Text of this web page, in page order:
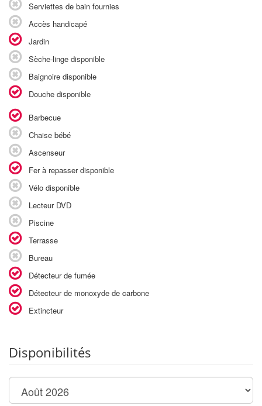
Serviettes de bain fournies
Accès handicapé
Jardin
Sèche-linge disponible
Baignoire disponible
Douche disponible
Barbecue
Chaise bébé
Ascenseur
Fer à repasser disponible
Vélo disponible
Lecteur DVD
Piscine
Terrasse
Bureau
Détecteur de fumée
Détecteur de monoxyde de carbone
Extincteur
Disponibilités